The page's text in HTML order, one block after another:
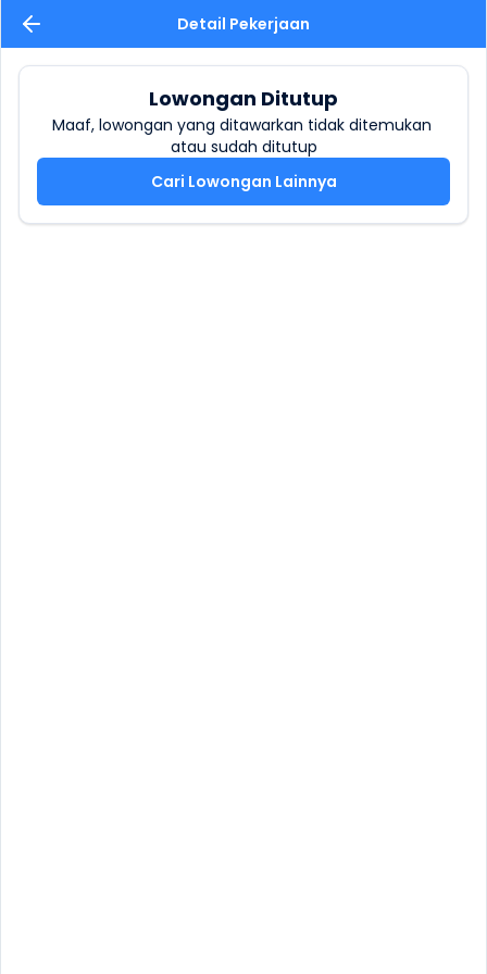
Detail Pekerjaan
Lowongan Ditutup
Maaf, lowongan yang ditawarkan tidak ditemukan
atau sudah ditutup
Cari Lowongan Lainnya